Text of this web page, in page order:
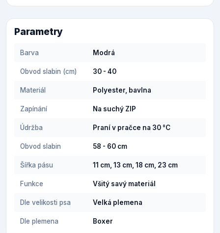
Parametry
Barva Modrá
Obvod slabin (cm) 30 - 40
Materiál Polyester, bavlna
Zapínání Na suchý ZIP
Údržba Praní v pračce na 30 °C
Obvod slabin 58 - 60 cm
Šířka pásu 11 cm, 13 cm, 18 cm, 23 cm
Funkce Všitý savý materiál
Dle velikosti psa Velká plemena
Dle plemena Boxer